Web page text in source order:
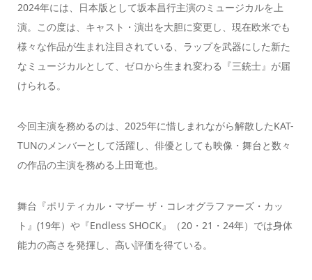
2024年には、日本版として坂本昌行主演のミュージカルを上
演。この度は、キャスト・演出を大胆に変更し、現在欧米でも
様々な作品が生まれ注目されている、ラップを武器にした新た
なミュージカルとして、ゼロから生まれ変わる『三銃士』が届
けられる。
今回主演を務めるのは、2025年に惜しまれながら解散したKAT-
TUNのメンバーとして活躍し、俳優としても映像・舞台と数々
の作品の主演を務める上田竜也。
舞台『ポリティカル・マザー ザ・コレオグラファーズ・カッ
ト』(19年）や『Endless SHOCK』（20・21・24年）では身体
能力の高さを発揮し、高い評価を得ている。